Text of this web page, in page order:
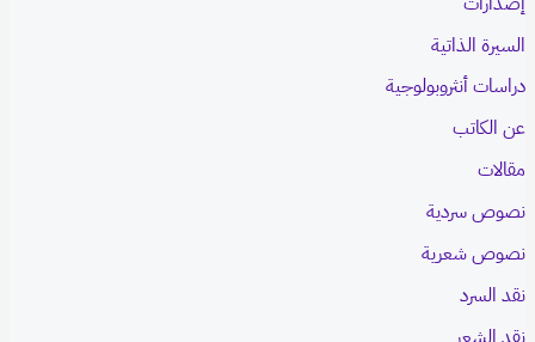
السيرة الذاتية
دراسات أنثروبولوجية
عن الكاتب
مقالات
نصوص سردية
نصوص شعرية
نقد السرد
نقد الشعر